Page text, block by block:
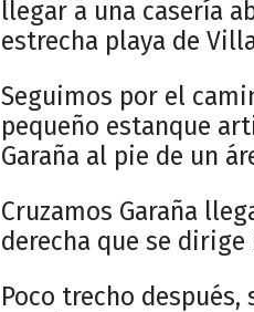
llegar a una casería
estrecha playa de
Seguimos por el
pequeño estanque
Garaña al pie de un
Cruzamos Garaña
derecha que se
Poco trecho